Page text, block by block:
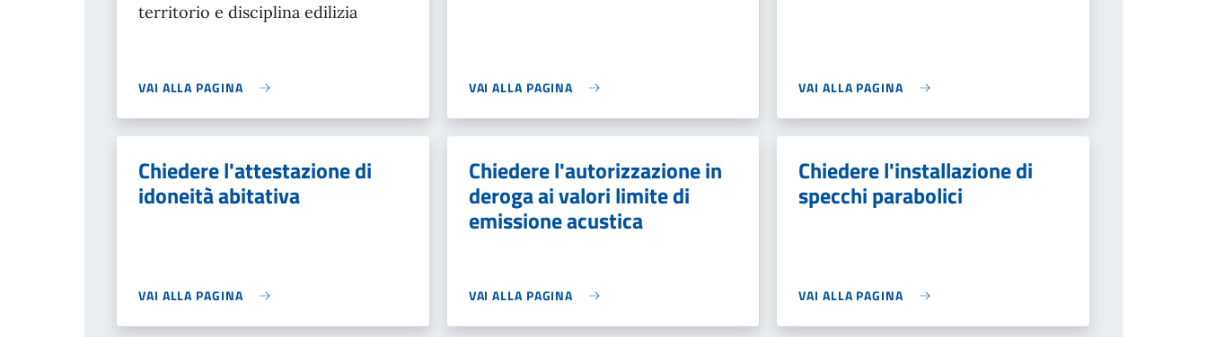
territorio e disciplina edilizia
VAI ALLA PAGINA VAI ALLA PAGINA VAI ALLA PAGINA
Chiedere l'attestazione di
idoneità abitativa
VAI ALLA PAGINA
Chiedere l'autorizzazione in
deroga ai valori limite di
emissione acustica
VAI ALLA PAGINA
Chiedere l'installazione di
specchi parabolici
VAI ALLA PAGINA